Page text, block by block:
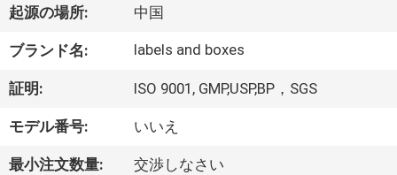
ク
ト
私
達
起源の場所: 中国
ブランド名: labels and boxes
証明: ISO 9001, GMP,USP,BP，SGS
モデル番号: いいえ
最小注文数量: 交渉しなさい